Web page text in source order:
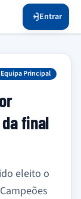
Entrar
Equipa Principal
final
eleito o